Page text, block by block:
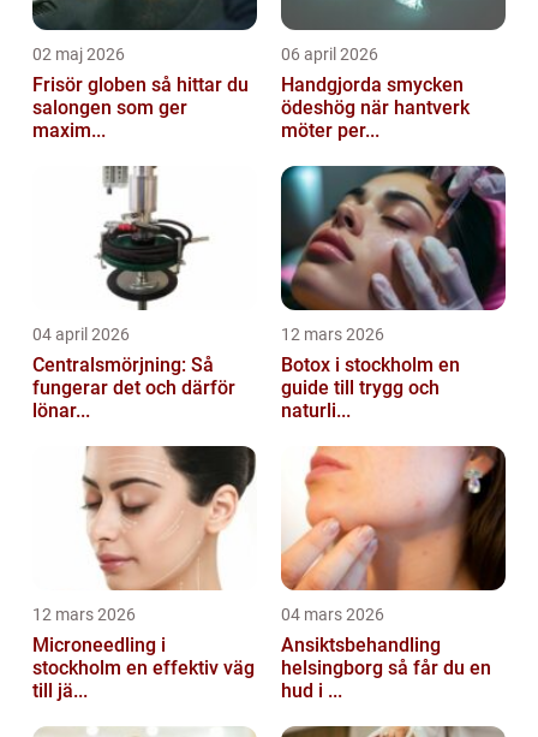
02 maj 2026
Frisör globen så hittar du
salongen som ger
maxim...
06 april 2026
Handgjorda smycken
ödeshög när hantverk
möter per...
04 april 2026
Centralsmörjning: Så
fungerar det och därför
lönar...
12 mars 2026
Botox i stockholm en
guide till trygg och
naturli...
12 mars 2026
Microneedling i
stockholm en effektiv väg
till jä...
04 mars 2026
Ansiktsbehandling
helsingborg så får du en
hud i ...